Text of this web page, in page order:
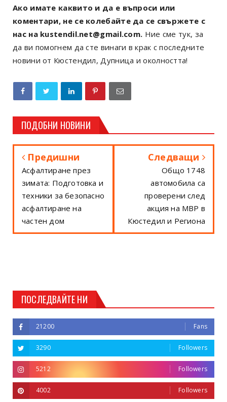
Ако имате каквито и да е въпроси или
коментари, не се колебайте да се свържете с
нас на kustendil.net@gmail.com. Ние сме тук, за
да ви помогнем да сте винаги в крак с последните
новини от Кюстендил, Дупница и околността!
ПОДОБНИ НОВИНИ
Предишни
Асфалтиране през
зимата: Подготовка и
техники за безопасно
асфалтиране на
частен дом
Следващи
Общо 1748
автомобила са
проверени след
акция на МВР в
Кюстедил и Региона
ПОСЛЕДВАЙТЕ НИ
21200 Fans
3290 Followers
5212 Followers
4002 Followers